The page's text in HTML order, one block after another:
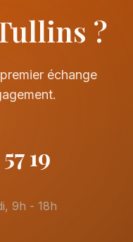
?
échange
19
9h - 18h